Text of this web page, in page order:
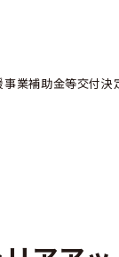
業補助金等交付決